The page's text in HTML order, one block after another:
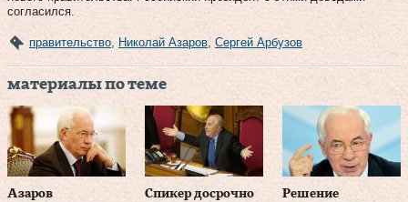
согласился.
правительство, Николай Азаров, Сергей Арбузов
материалы по теме
Азаров
Спикер досрочно
Решение